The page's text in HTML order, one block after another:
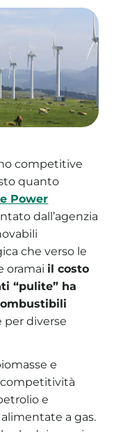
competitive
quanto
Power
dall’agenzia
che verso le
oramai il costo
“pulite” ha
per diverse
e
e
a gas.